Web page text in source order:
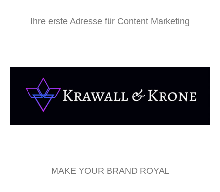
Ihre erste Adresse für Content Marketing
MAKE YOUR BRAND ROYAL